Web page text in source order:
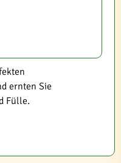
ernten Sie
Fülle.